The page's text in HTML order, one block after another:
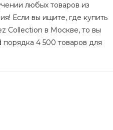
любых товаров из
Если вы ищите, где купить
Collection в Москве, то вы
порядка 4 500 товаров для